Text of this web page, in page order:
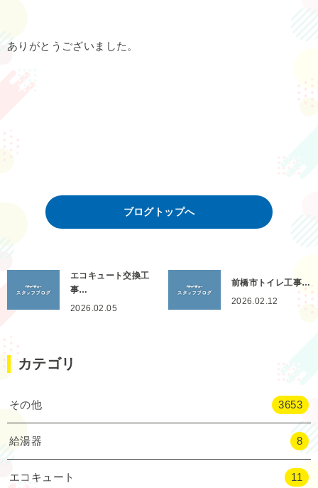
ありがとうございました。
ブログトップへ
エコキュート交換工
事…
2026.02.05
前橋市トイレ工事…
2026.02.12
カテゴリ
その他 3653
給湯器 8
エコキュート 11